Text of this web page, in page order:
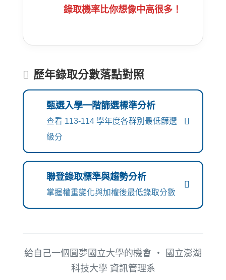
錄取機率比你想像中高很多！
歷年錄取分數落點對照
甄選入學一階篩選標準分析
查看 113-114 學年度各群別最低篩選
級分
聯登錄取標準與趨勢分析
掌握權重變化與加權後最低錄取分數
給自己一個圓夢國立大學的機會 ‧ 國立澎湖
科技大學 資訊管理系